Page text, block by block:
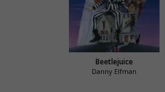
Beetlejuice
Danny Elfman